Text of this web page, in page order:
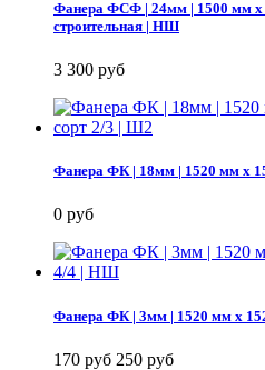
Фанера ФСФ | 24мм | 1500 мм х
строительная | НШ
3 300 руб
Фанера ФК | 18мм | 1520 мм х
0 руб
Фанера ФК | 3мм | 1520 мм х
170 руб 250 руб